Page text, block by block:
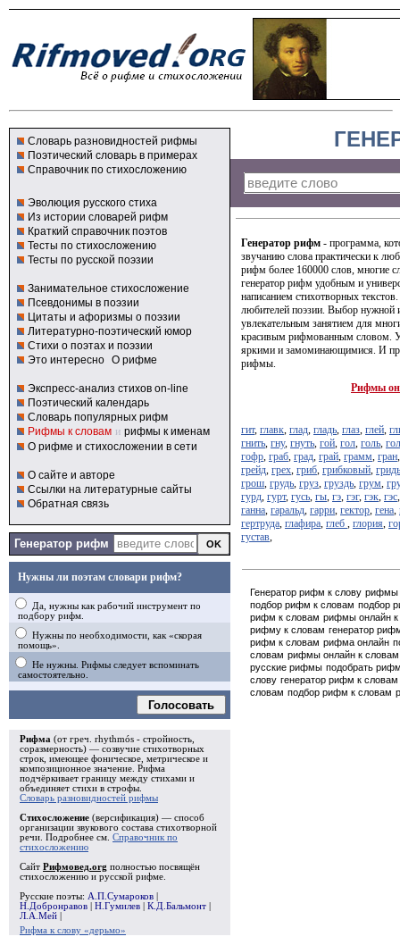
Словарь разновидностей рифмы
Поэтический словарь в примерах
Справочник по стихосложению
Эволюция русского стиха
Из истории словарей рифм
Краткий справочник поэтов
Тесты по стихосложению
Тесты по русской поэзии
Занимательное стихосложение
Псевдонимы в поэзии
Цитаты и афоризмы о поэзии
Литературно-поэтический юмор
Стихи о поэтах и поэзии
Это интересно О рифме
Экспресс-анализ стихов on-line
Поэтический календарь
Словарь популярных рифм
Рифмы к словам и рифмы к именам
О рифме и стихосложении в сети
О сайте и авторе
Ссылки на литературные сайты
Обратная связь
Генератор рифм
Нужны ли поэтам словари рифм?
Да, нужны как рабочий инструмент по
подбору рифм.
Нужны по необходимости, как «скорая
помощь».
Не нужны. Рифмы следует вспоминать
самостоятельно.
Голосовать
Рифма (от греч. rhythmós - стройность,
соразмерность) — созвучие стихотворных
строк, имеющее фоническое, метрическое и
композиционное значение. Рифма
подчёркивает границу между стихами и
объединяет стихи в строфы
Словарь разновидностей рифмы
Стихосложение (версификация) — способ
организации звукового состава стихотворной
речи. Подробнее см. Справочник по
стихосложению
Сайт Рифмовед.org полностью посвящён
стихосложению и русской рифме.
Русские поэты: А.П.Сумароков
Н.Добронравов
Н.Гумилев К.Д.Бальмонт
Л.А.Мей
Рифма к слову «дерьмо»
Генератор рифм - программа,
звучанию слова практически к
рифм более 160000 слов, многие
генератор рифм удобным и
написанием стихотворных
любителей поэзии. Выбор нужной
увлекательным занятием для
красивым рифмованным словом.
яркими и замоминающимися. И
рифмы.
Рифмы
гит, главк, глад, гладь, глаз, глей,
гнить, гну, гнуть, гой, гол, голь,
гофр, граб, град, грай, грамм, гран
грейд, грех, гриб, грибковый, гридь
грош, грудь, груз, груздь, грум,
гурд, гурт, гусь, гы, гэ, гэг, гэк, гэс
ганна, гаральд, гарри, гектор, гена,
гертруда, глафира, глеб , глория,
густав,
Генератор рифм к слову рифмы
подбор рифм к словам подбор
рифм к словам рифмы онлайн к
рифму к словам генератор
рифм к словам рифма онлайн
словам рифмы онлайн к словам
русские рифмы подобрать
слову генератор рифм к словам
словам подбор рифм к словам